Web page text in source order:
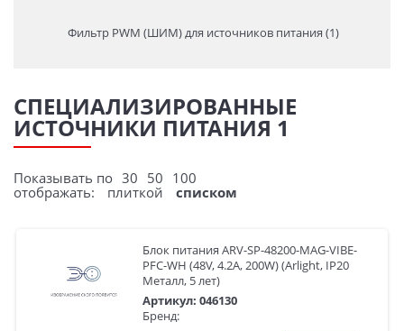
Фильтр PWM (ШИМ) для источников питания (1)
СПЕЦИАЛИЗИРОВАННЫЕ
ИСТОЧНИКИ ПИТАНИЯ 1
Показывать по 30 50 100
отображать:
плиткой списком
Блок питания ARV-SP-48200-MAG-VIBE-
PFC-WH (48V, 4.2A, 200W) (Arlight, IP20
Металл, 5 лет)
Артикул: 046130
Бренд: